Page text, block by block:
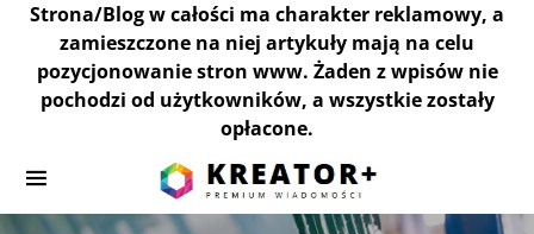
Strona/Blog w całości ma charakter reklamowy, a
zamieszczone na niej artykuły mają na celu
pozycjonowanie stron www. Żaden z wpisów nie
pochodzi od użytkowników, a wszystkie zostały
opłacone.